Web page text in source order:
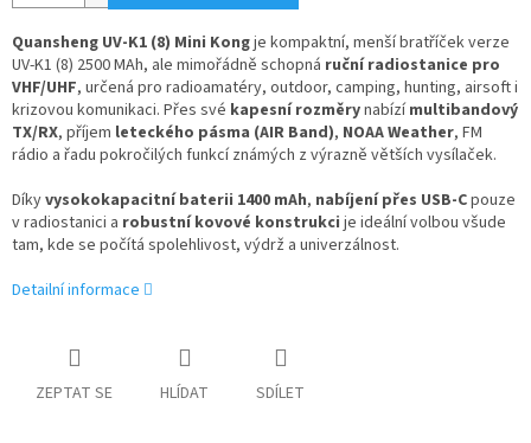
Quansheng UV-K1 (8) Mini Kongje kompaktní, menší bratříček verze
UV-K1 (8) 2500 MAh, ale mimořádně schopná ruční radiostanice pro
VHF/UHF, určená pro radioamatéry, outdoor, camping, hunting, airsoft i
krizovou komunikaci. Přes své kapesní rozměrynabízímultibandový
TX/RX, příjem leteckého pásma (AIR Band), NOAA Weather, FM
rádio a řadu pokročilých funkcí známých z výrazně větších vysílaček.
Díkyvysokokapacitní baterii 1400 mAh, nabíjení přes USB-Cpouze
v radiostanici a robustní kovové konstrukci je ideální volbou všude
tam, kde se počítá spolehlivost, výdrž a univerzálnost.
Detailní informace
ZEPTAT SE HLÍDAT SDÍLET